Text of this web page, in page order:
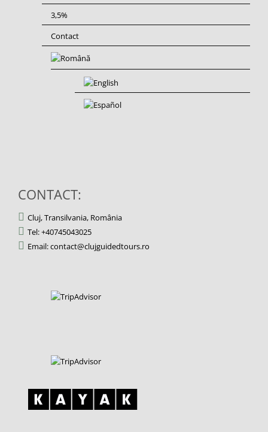
3,5%
Contact
CONTACT:
Cluj, Transilvania, România
Tel: +40745043025
Email: contact@clujguidedtours.ro